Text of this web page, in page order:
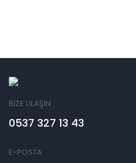
BİZE ULAŞIN
0537 327 13 43
E-POSTA